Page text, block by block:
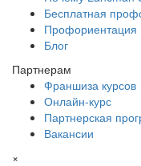
Бесплатная
Профориентация
Блог
Партнерам
Франшиза курсов
Онлайн-курс
Партнерская
Вакансии
×